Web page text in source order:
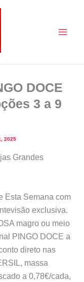
DOCE
3 a 9
2025
Grandes
Esta Semana com
exclusiva.
magro ou meio
PINGO DOCE a
direto nas
massa
a 0,78€/cada,